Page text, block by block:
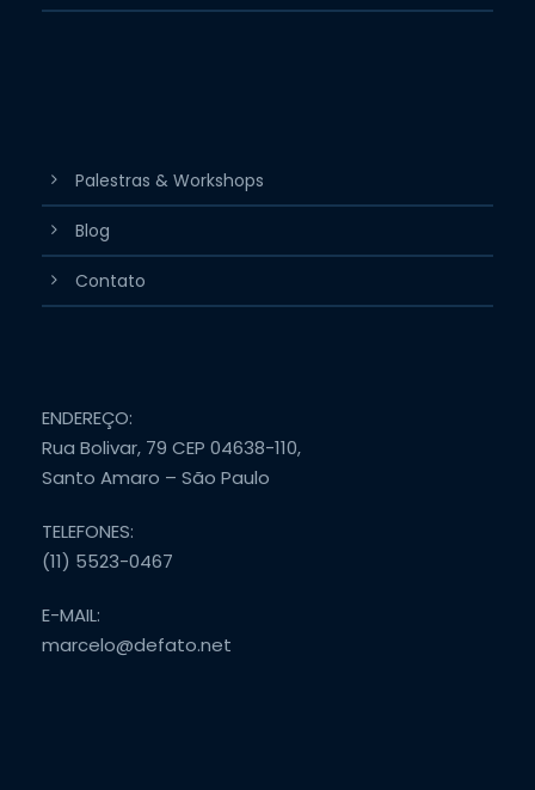
Palestras & Workshops
Blog
Contato
ENDEREÇO:
Rua Bolivar, 79 CEP 04638-110,
Santo Amaro – São Paulo
TELEFONES:
(11) 5523-0467
E-MAIL:
marcelo@defato.net